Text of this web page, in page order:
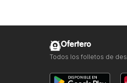
Ofertero
Todos los folletos de